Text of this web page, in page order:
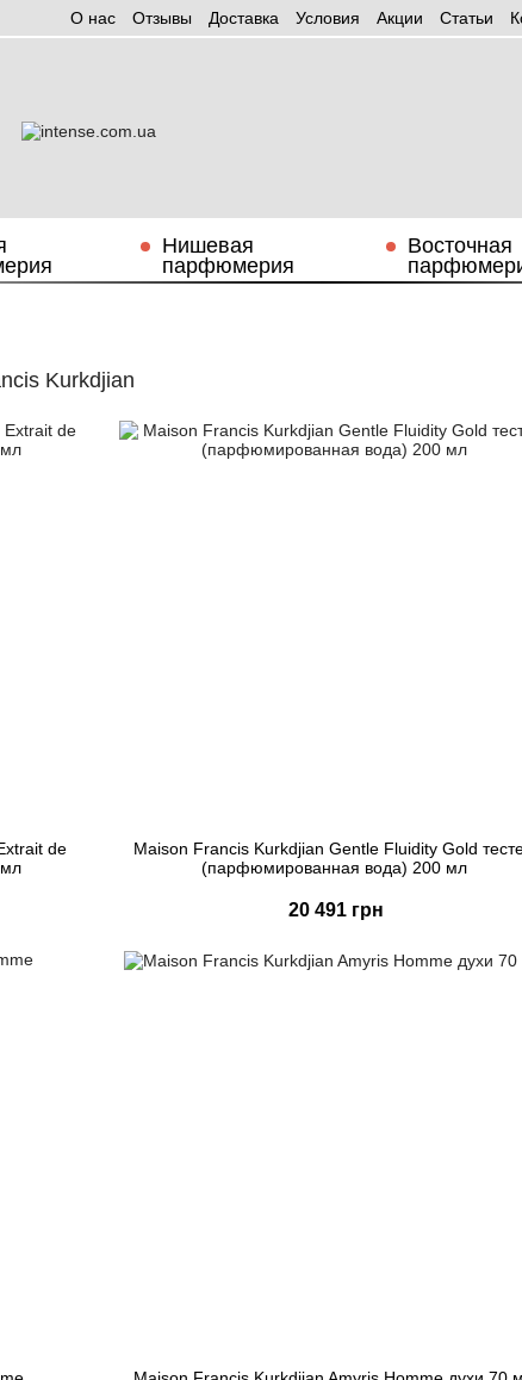
О нас Отзывы Доставка Условия Aкции Статьи
Нишевая
парфюмерия
Восточная
Kurkdjian
de
Maison Francis Kurkdjian Gentle Fluidity Gold
(парфюмированная вода) 200 мл
20 491 грн